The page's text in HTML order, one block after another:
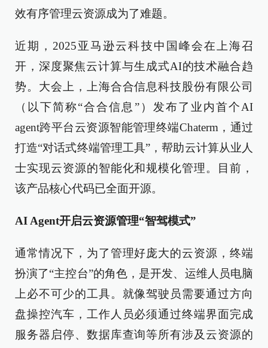
效有序管理云资源成为了难题。
近期，2025亚马逊云科技中国峰会在上海召
开，深度聚焦云计算与生成式AI的技术融合趋
势。大会上，上海合合信息科技股份有限公司
（以下简称“合合信息”）发布了业内首个AI
agent跨平台云资源智能管理终端Chaterm，通过
打造“对话式终端管理工具”，帮助云计算从业人
士实现云资源的智能化和规模化管理。目前，
该产品核心代码已全面开源。
AI Agent开启云资源管理“智驾模式”
通常情况下，为了管理好庞大的云资源，终端
扮演了“主控台”的角色，是开发、运维人员电脑
上必不可少的工具。就像驾驶员需要通过方向
盘操控汽车，工作人员必须通过终端界面完成
服务器启停、数据库查询等所有涉及云资源的